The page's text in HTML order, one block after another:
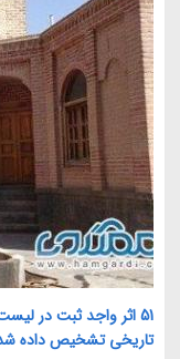
51 اثر واجد ثبت در
تاریخی تشخیص داده